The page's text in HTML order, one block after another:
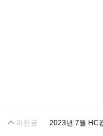
이전글 2023년 7월 HC